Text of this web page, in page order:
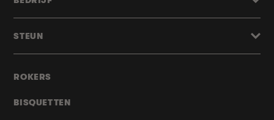
ROKERS
BISQUETTEN
STEUN